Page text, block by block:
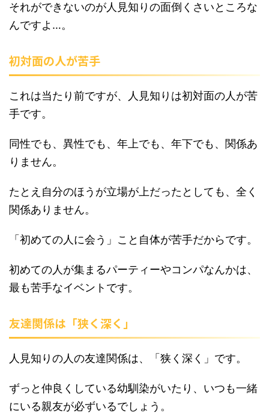
それができないのが人見知りの面倒くさいところな
んですよ…。
初対面の人が苦手
これは当たり前ですが、人見知りは初対面の人が苦
手です。
同性でも、異性でも、年上でも、年下でも、関係あ
りません。
たとえ自分のほうが立場が上だったとしても、全く
関係ありません。
「初めての人に会う」こと自体が苦手だからです。
初めての人が集まるパーティーやコンパなんかは、
最も苦手なイベントです。
友達関係は「狭く深く」
人見知りの人の友達関係は、「狭く深く」です。
ずっと仲良くしている幼馴染がいたり、いつも一緒
にいる親友が必ずいるでしょう。